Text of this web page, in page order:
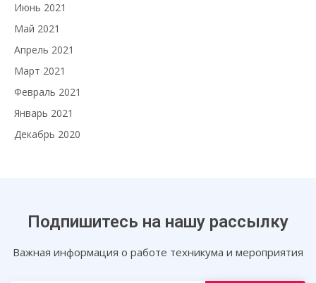
Июнь 2021
Май 2021
Апрель 2021
Март 2021
Февраль 2021
Январь 2021
Декабрь 2020
Подпишитесь на нашу рассылку
Важная информация о работе техникума и мероприятия